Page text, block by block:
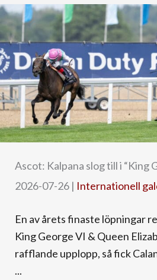
Ascot: Kalpana slog till i “King
2026-07-26 | Internationell
En av årets finaste löpningar
King George VI & Queen
rafflande upplopp, så fick
...